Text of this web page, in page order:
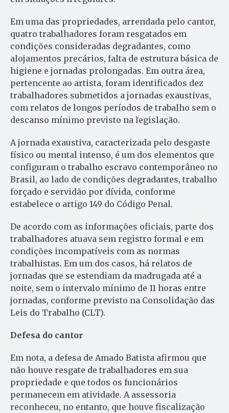
Em uma das propriedades, arrendada pelo cantor,
quatro trabalhadores foram resgatados em
condições consideradas degradantes, como
alojamentos precários, falta de estrutura básica de
higiene e jornadas prolongadas. Em outra área,
pertencente ao artista, foram identificados dez
trabalhadores submetidos a jornadas exaustivas,
com relatos de longos períodos de trabalho sem o
descanso mínimo previsto na legislação.
A jornada exaustiva, caracterizada pelo desgaste
físico ou mental intenso, é um dos elementos que
configuram o trabalho escravo contemporâneo no
Brasil, ao lado de condições degradantes, trabalho
forçado e servidão por dívida, conforme
estabelece o artigo 149 do Código Penal.
De acordo com as informações oficiais, parte dos
trabalhadores atuava sem registro formal e em
condições incompatíveis com as normas
trabalhistas. Em um dos casos, há relatos de
jornadas que se estendiam da madrugada até a
noite, sem o intervalo mínimo de 11 horas entre
jornadas, conforme previsto na Consolidação das
Leis do Trabalho (CLT).
Defesa do cantor
Em nota, a defesa de Amado Batista afirmou que
não houve resgate de trabalhadores em sua
propriedade e que todos os funcionários
permanecem em atividade. A assessoria
reconheceu, no entanto, que houve fiscalização